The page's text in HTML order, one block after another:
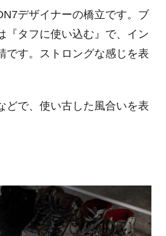
デザイナーの橋立です。ブ
『タフに使い込む』で、イン
です。ストロングな感じを表
どで、使い古した風合いを表